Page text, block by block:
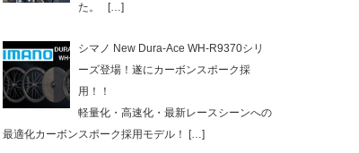
た。
[…]
シマノ New Dura-Ace WH-R9370シリ
ーズ登場！遂にカーボンスポーク採
用！！
軽量化・高速化・最新レースシーンへの
最適化カーボンスポーク採用モデル！
[…]